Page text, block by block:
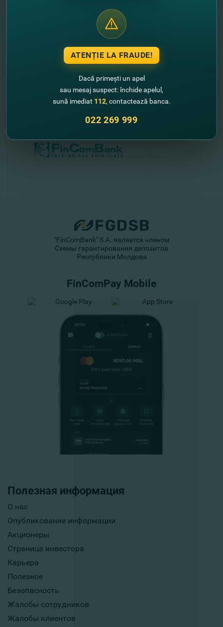
пользуйтесь широким спектром
онлайн услуг в любом месте, когда пожелаете!
с FinComBank!
Alte noutati
Полезная информация
О нас
Опубликование информации
Акционеры
Страница инвестора
Карьера
Полезное
Безопасность
Жалобы сотрудников
Жалобы клиентов
"FinComBank" S.A. является членом
Схемы гарантирования депозитов
Республики Молдова
FinComPay Mobile
ATENȚIE LA FRAUDE!
Dacă primești un apel
sau mesaj suspect: închide apelul,
sună imediat 112, contactează banca.
022 269 999